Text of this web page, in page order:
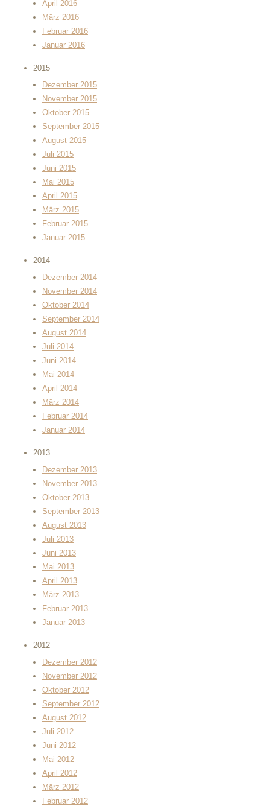
April 2016
März 2016
Februar 2016
Januar 2016
2015
Dezember 2015
November 2015
Oktober 2015
September 2015
August 2015
Juli 2015
Juni 2015
Mai 2015
April 2015
März 2015
Februar 2015
Januar 2015
2014
Dezember 2014
November 2014
Oktober 2014
September 2014
August 2014
Juli 2014
Juni 2014
Mai 2014
April 2014
März 2014
Februar 2014
Januar 2014
2013
Dezember 2013
November 2013
Oktober 2013
September 2013
August 2013
Juli 2013
Juni 2013
Mai 2013
April 2013
März 2013
Februar 2013
Januar 2013
2012
Dezember 2012
November 2012
Oktober 2012
September 2012
August 2012
Juli 2012
Juni 2012
Mai 2012
April 2012
März 2012
Februar 2012